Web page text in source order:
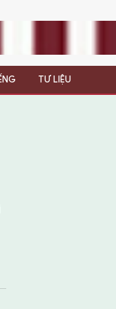
TƯ LIỆU